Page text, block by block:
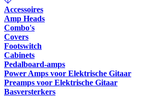
Accessoires
Amp Heads
Combo's
Covers
Footswitch
Cabinets
Pedalboard-amps
Power Amps voor Elektrische Gitaar
Preamps voor Elektrische Gitaar
Basversterkers